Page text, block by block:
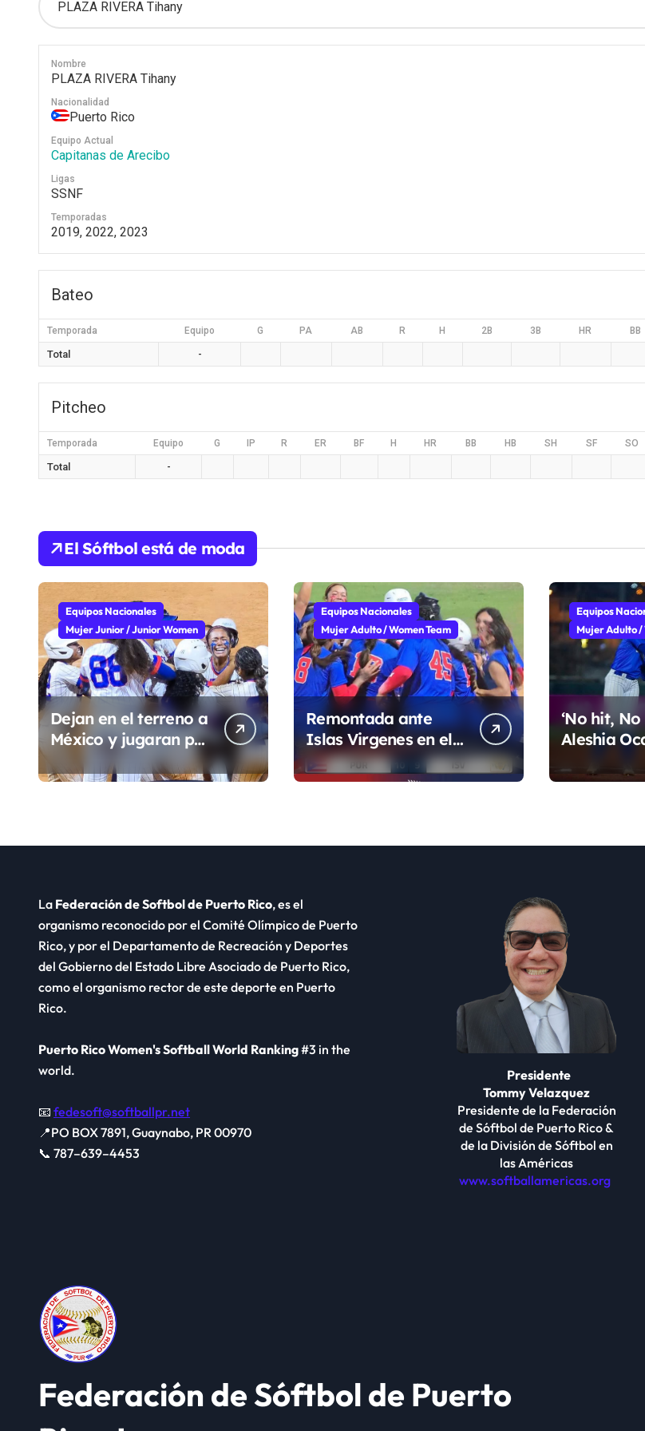
Nombre
PLAZA RIVERA Tihany
Nacionalidad
Puerto Rico
Equipo Actual
Capitanas de Arecibo
Ligas
SSNF
Temporadas
2019, 2022, 2023
Bateo
Temporada Equipo G PA AB R H 2B 3B HR BB
Total -
Pitcheo
Temporada Equipo G IP R ER BF H HR BB HB SH SF SO
Total -
El Sóftbol está de moda
Equipos Nacionales
Mujer Junior / Junior Women
Dejan en el terreno a
México y jugaran por
el Oro de los JCC
Equipos Nacionales
Mujer Adulto / Women Team
Remontada ante
Islas Virgenes en el
inicio de la Super
Ronda
Equipos
Mujer Adulto /
‘No hit, No
Aleshia
grupo
La Federación de Softbol de Puerto Rico, es el
organismo reconocido por el Comité Olímpico de Puerto
Rico, y por el Departamento de Recreación y Deportes
del Gobierno del Estado Libre Asociado de Puerto Rico,
como el organismo rector de este deporte en Puerto
Rico.
Puerto Rico Women's Softball World Ranking#3 in the
world.
📧 fedesoft@softballpr.net
📍PO BOX 7891, Guaynabo, PR 00970
📞 787–639–4453
Presidente
Tommy Velazquez
Presidente de la Federación
de Sóftbol de Puerto Rico &
de la División de Sóftbol en
las Américas
www.softballamericas.org
Federación de Sóftbol de Puerto